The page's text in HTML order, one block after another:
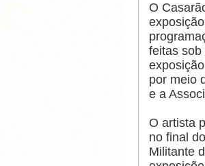
O
feitas sob
por meio
e a
O artista
no final
Militante